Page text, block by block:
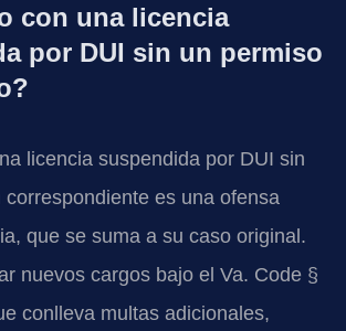
con una licencia
por DUI sin un permiso
licencia suspendida por DUI sin
correspondiente es una ofensa
que se suma a su caso original.
nuevos cargos bajo el Va. Code §
conlleva multas adicionales,